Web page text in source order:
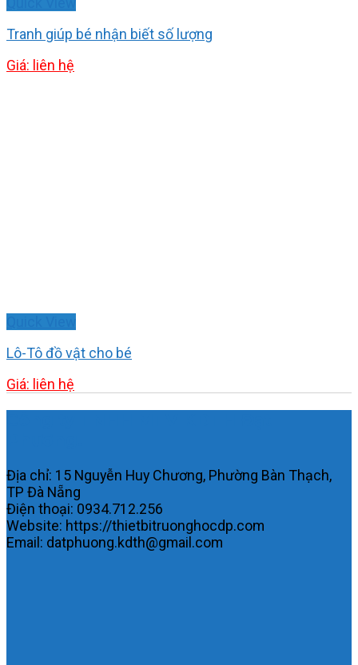
Tranh giúp bé nhận biết số lượng
Giá: liên hệ
Lô-Tô đồ vật cho bé
Giá: liên hệ
Địa chỉ: 15 Nguyễn Huy Chương, Phường Bàn Thạch,
TP Đà Nẵng
Điện thoại: 0934.712.256
Website: https://thietbitruonghocdp.com
Email: datphuong.kdth@gmail.com